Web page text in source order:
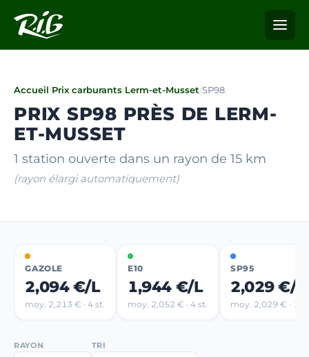
Accueil/Prix carburants/Lerm-et-Musset/SP98
PRIX SP98 PRÈS DE LERM-
ET-MUSSET
1 station ouverte dans un rayon de 15 km
(rayon élargi automatiquement)
GAZOLE
2,094 €/L
moy. 2,213 € · 4 st.
E10
1,944 €/L
moy. 2,052 € · 4 st.
SP95
2,029 €/L
moy. 2,029 € · 1
RAYON TRI